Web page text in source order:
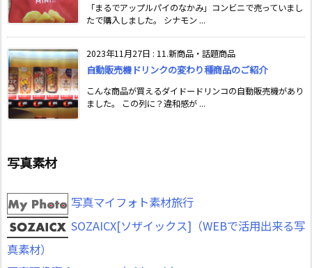
「まるでアップルパイのなかみ」コンビニで売っていまし
たで購入しました。 シナモン ...
2023年11月27日 : 11.新商品・話題商品
自動販売機ドリンクの変わり種商品のご紹介
こんな商品が買えるダイドードリンコの自動販売機があり
ました。 この列に？違和感が ...
写真素材
写真マイフォト素材旅行
SOZAICX[ソザイックス]（WEBで活用出来る写
真素材）